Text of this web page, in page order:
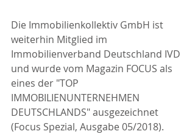
Die Immobilienkollektiv GmbH ist
weiterhin Mitglied im
Immobilienverband Deutschland IVD
und wurde vom Magazin FOCUS als
eines der "TOP
IMMOBILIENUNTERNEHMEN
DEUTSCHLANDS" ausgezeichnet
(Focus Spezial, Ausgabe 05/2018).